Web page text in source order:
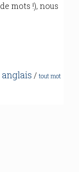
mots !), nous
/ tout mot